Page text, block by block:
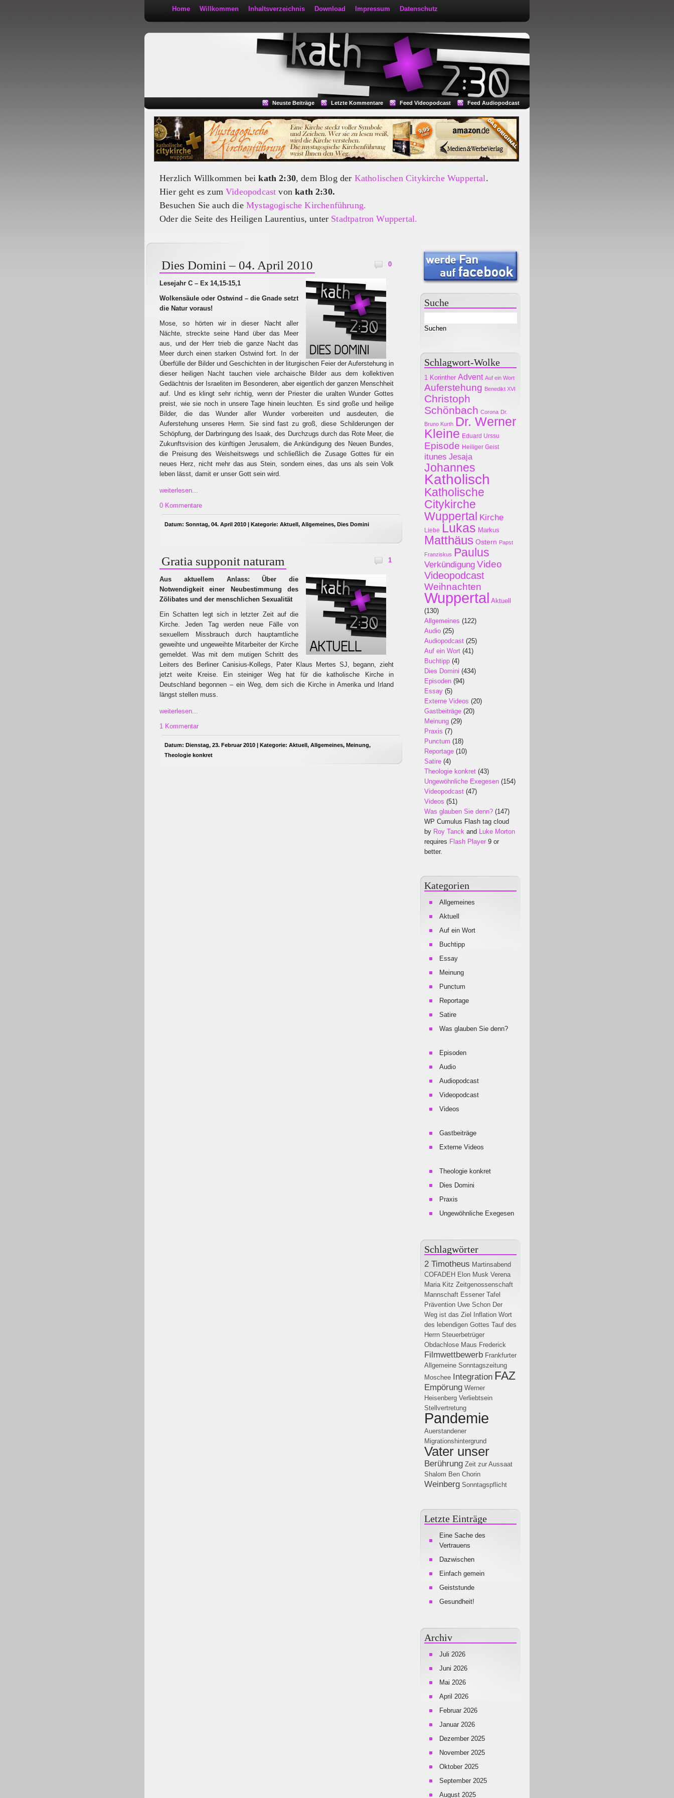
Home Willkommen Inhaltsverzeichnis Download Impressum Datenschutz
Neuste Beiträge Letzte Kommentare Feed Videopodcast Feed Audiopodcast
Herzlich Willkommen beikath 2:30, dem Blog der Katholischen Citykirche Wuppertal.
Hier geht es zumVideopodcast vonkath 2:30.
Besuchen Sie auch die Mystagogische Kirchenführung.
Oder die Seite des Heiligen Laurentius, unter Stadtpatron Wuppertal.
Dies Domini – 04. April 2010 0
Lesejahr C – Ex 14,15-15,1
Wolkensäule oder Ostwind – die Gnade setzt
die Natur voraus!
Mose, so hörten wir in dieser Nacht aller
Nächte, streckte seine Hand über das Meer
aus, und der Herr trieb die ganze Nacht das
Meer durch einen starken Ostwind fort. In der
Überfülle der Bilder und Geschichten in der liturgischen Feier der Auferstehung in
dieser heiligen Nacht tauchen viele archaische Bilder aus dem kollektiven
Gedächtnis der Israeliten im Besonderen, aber eigentlich der ganzen Menschheit
auf. Und es klingt sehr richtig, wenn der Priester die uralten Wunder Gottes
preist, wie sie noch in unsere Tage hinein leuchten. Es sind große und heilige
Bilder, die das Wunder aller Wunder vorbereiten und ausdeuten, die
Auferstehung unseres Herrn. Sie sind fast zu groß, diese Schilderungen der
Schöpfung, der Darbringung des Isaak, des Durchzugs durch das Rote Meer, die
Zukunftsvision des künftigen Jerusalem, die Ankündigung des Neuen Bundes,
die Preisung des Weisheitswegs und schließlich die Zusage Gottes für ein
neues Herz, nicht mehr das aus Stein, sondern eines, das uns als sein Volk
leben lässt, damit er unser Gott sein wird.
weiterlesen...
0 Kommentare
Datum: Sonntag, 04. April 2010 | Kategorie: Aktuell, Allgemeines, Dies Domini
Gratia supponit naturam 1
Aus aktuellem Anlass: Über die
Notwendigkeit einer Neubestimmung des
Zölibates und der menschlichen Sexualität
Ein Schatten legt sich in letzter Zeit auf die
Kirche. Jeden Tag werden neue Fälle von
sexuellem Missbrauch durch hauptamtliche
geweihte und ungeweihte Mitarbeiter der Kirche
gemeldet. Was mit dem mutigen Schritt des
Leiters des Berliner Canisius-Kollegs, Pater Klaus Mertes SJ, begann, zieht
jetzt weite Kreise. Ein steiniger Weg hat für die katholische Kirche in
Deutschland begonnen – ein Weg, dem sich die Kirche in Amerika und Irland
längst stellen muss.
weiterlesen...
1 Kommentar
Datum: Dienstag, 23. Februar 2010 | Kategorie: Aktuell, Allgemeines, Meinung,
Theologie konkret
Suche
Schlagwort-Wolke
1 Korinther Advent Auf ein Wort
Auferstehung Benedikt XVI
Christoph
Schönbach Corona Dr.
Bruno Kurth Dr. Werner
Kleine Eduard Urssu
Episode Heiliger Geist
itunes Jesaja
Johannes
Katholisch
Katholische
Citykirche
Wuppertal Kirche
Liebe Lukas Markus
Matthäus Ostern Papst
Franziskus Paulus
Verkündigung Video
Videopodcast
Weihnachten
Wuppertal Aktuell
(130)
Allgemeines (122)
Audio (25)
Audiopodcast (25)
Auf ein Wort (41)
Buchtipp (4)
Dies Domini (434)
Episoden (94)
Essay (5)
Externe Videos (20)
Gastbeiträge (20)
Meinung (29)
Praxis (7)
Punctum (18)
Reportage (10)
Satire (4)
Theologie konkret (43)
Ungewöhnliche Exegesen (154)
Videopodcast (47)
Videos (51)
Was glauben Sie denn? (147)
WP Cumulus Flash tag cloud
by Roy Tanck and Luke Morton
requires Flash Player 9 or
better.
Kategorien
Allgemeines
Aktuell
Auf ein Wort
Buchtipp
Essay
Meinung
Punctum
Reportage
Satire
Was glauben Sie denn?
Episoden
Audio
Audiopodcast
Videopodcast
Videos
Gastbeiträge
Externe Videos
Theologie konkret
Dies Domini
Praxis
Ungewöhnliche Exegesen
Schlagwörter
2 Timotheus Martinsabend
COFADEH Elon Musk Verena
Maria Kitz Zeitgenossenschaft
Mannschaft Essener Tafel
Prävention Uwe Schon Der
Weg ist das Ziel
Inflation Wort
des lebendigen Gottes Tauf des
Herrn Steuerbetrüger
Obdachlose Maus Frederick
Filmwettbewerb Frankfurter
Allgemeine Sonntagszeitung
Moschee Integration FAZ
Empörung Werner
Heisenberg Verliebtsein
Stellvertretung
Pandemie
Auerstandener
Migrationshintergrund
Vater unser
Berührung Zeit zur Aussaat
Shalom Ben Chorin
Weinberg Sonntagspflicht
Letzte Einträge
Eine Sache des
Vertrauens
Dazwischen
Einfach gemein
Geiststunde
Gesundheit!
Archiv
Juli 2026
Juni 2026
Mai 2026
April 2026
Februar 2026
Januar 2026
Dezember 2025
November 2025
Oktober 2025
September 2025
August 2025